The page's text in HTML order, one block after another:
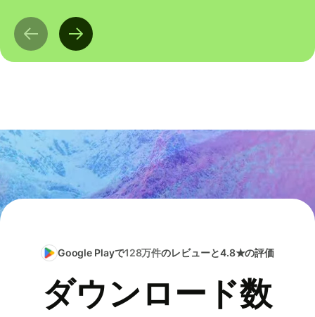
Google Playで128万件のレビューと4.8★の評価
ダウンロード数